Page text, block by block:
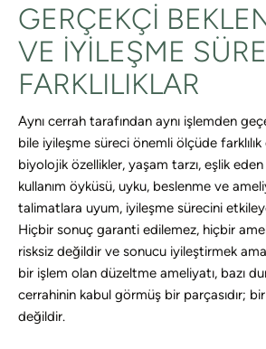
GERÇEKÇI
VE IYILEŞME
FARKLILIKLAR
Aynı cerrah tarafından aynı işlemden
bile iyileşme süreci önemli ölçüde
biyolojik özellikler, yaşam tarzı, eşlik eden
kullanım öyküsü, uyku, beslenme ve
talimatlara uyum, iyileşme sürecini
Hiçbir sonuç garanti edilemez, hiçbir
risksiz değildir ve sonucu iyileştirmek
bir işlem olan düzeltme ameliyatı, bazı
cerrahinin kabul görmüş bir parçasıdır; bir
değildir.